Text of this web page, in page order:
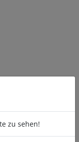
zu sehen!